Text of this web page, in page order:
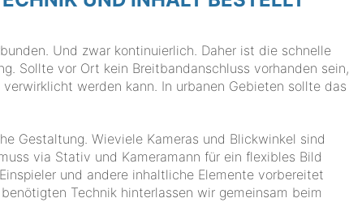
Und zwar kontinuierlich. Daher ist die schnelle
Sollte vor Ort kein Breitbandanschluss vorhanden sein,
werden kann. In urbanen Gebieten sollte das
Gestaltung. Wieviele Kameras und Blickwinkel sind
via Stativ und Kameramann für ein flexibles Bild
und andere inhaltliche Elemente vorbereitet
Technik hinterlassen wir gemeinsam beim